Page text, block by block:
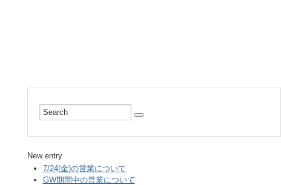
New entry
7/24(金)の営業について
GW期間中の営業について